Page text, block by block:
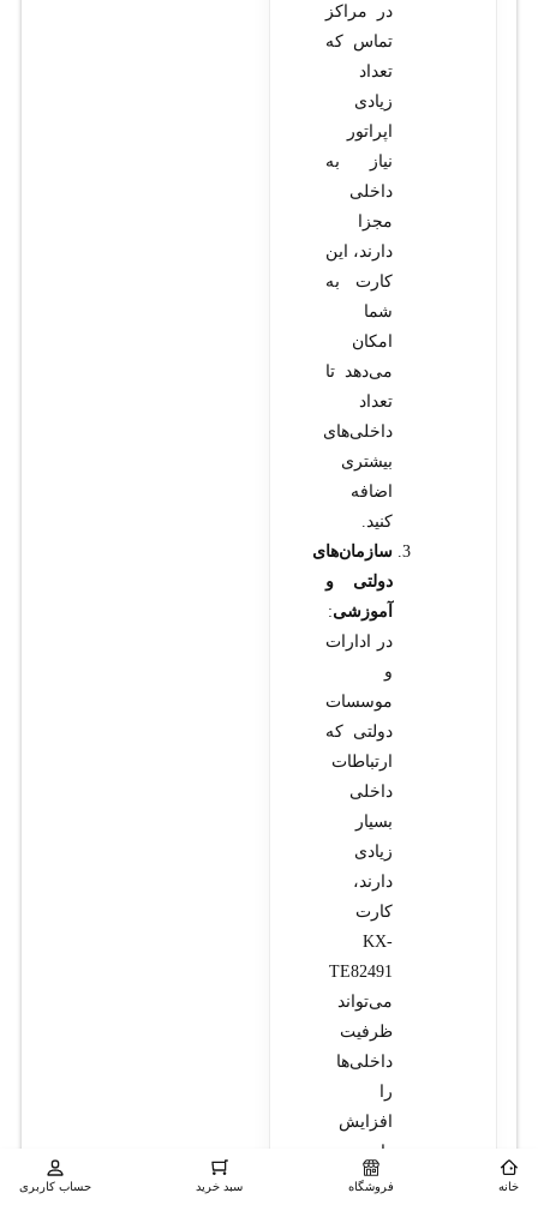
در مراکز
تماس که
تعداد
زیادی
اپراتور
نیاز به
داخلی
مجزا
دارند، این
کارت به
شما
امکان
می‌دهد تا
تعداد
داخلی‌های
بیشتری
اضافه
کنید.
سازمان‌های
دولتی و
آموزشی:
در ادارات
و
موسسات
دولتی که
ارتباطات
داخلی
بسیار
زیادی
دارند،
کارت
KX-
TE82491
می‌تواند
ظرفیت
داخلی‌ها
را
افزایش
داده و
ارتباطات
خانه فروشگاه سبد خرید حساب کاربری